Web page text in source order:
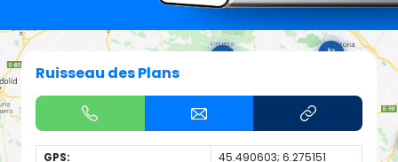
Ruisseau des Plans
GPS:
45.490603; 6.275151